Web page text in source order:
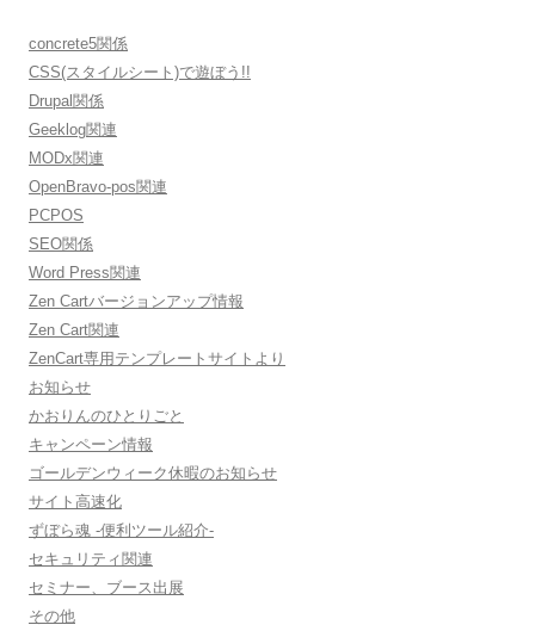
concrete5関係
CSS(スタイルシート)で遊ぼう!!
Drupal関係
Geeklog関連
MODx関連
OpenBravo-pos関連
PCPOS
SEO関係
Word Press関連
Zen Cartバージョンアップ情報
Zen Cart関連
ZenCart専用テンプレートサイトより
お知らせ
かおりんのひとりごと
キャンペーン情報
ゴールデンウィーク休暇のお知らせ
サイト高速化
ずぼら魂 -便利ツール紹介-
セキュリティ関連
セミナー、ブース出展
その他